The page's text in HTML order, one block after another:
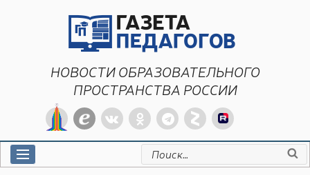
НОВОСТИ ОБРАЗОВАТЕЛЬНОГО
ПРОСТРАНСТВА РОССИИ
Искать: